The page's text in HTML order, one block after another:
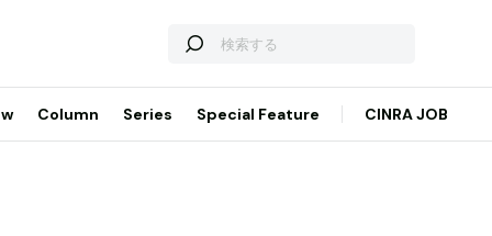
Column Series Special Feature CINRA JOB